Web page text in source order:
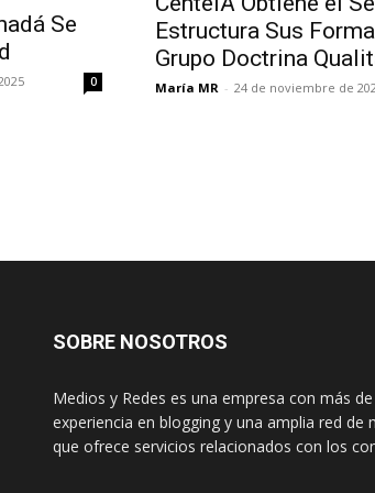
Se
0
Estructura Sus
Grupo Doctrina
María MR - 24 de noviembre de
SOBRE NOSOTROS
Medios y Redes es una empresa con más
experiencia en blogging y una amplia red de
que ofrece servicios relacionados con los